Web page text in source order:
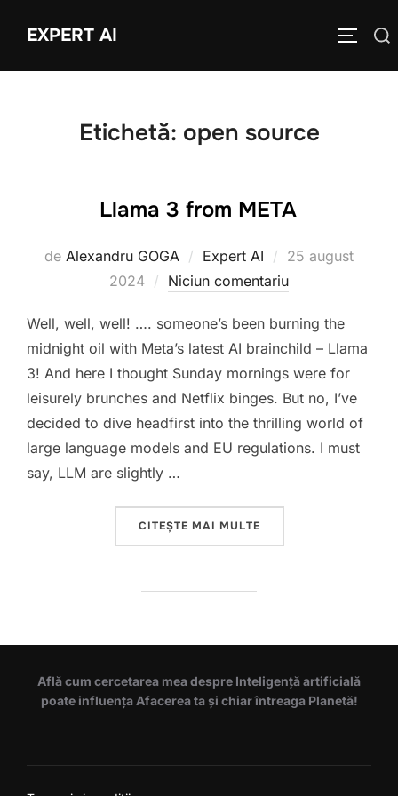
EXPERT AI
Caută
Etichetă: open source
Llama 3 from META
de Alexandru GOGA Expert AI
Publicat
pe
25 august
2024
Niciun comentariu
Well, well, well! …. someone’s been burning the
midnight oil with Meta’s latest AI brainchild – Llama
3! And here I thought Sunday mornings were for
leisurely brunches and Netflix binges. But no, I’ve
decided to dive headfirst into the thrilling world of
large language models and EU regulations. I must
say, LLM are slightly …
CITEȘTE MAI MULTE„LLAMA 3 FROM
Află cum cercetarea mea despre Inteligență artificială
poate influența Afacerea ta și chiar întreaga Planetă!